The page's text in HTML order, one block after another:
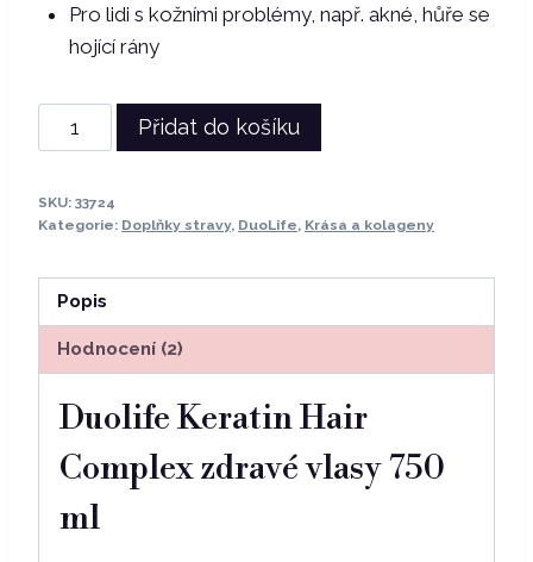
Pro lidi s kožními problémy, např. akné, hůře se
hojící rány
Duolife
|
Hair
zdravé
vlasy
750
ml
množství
Přidat do košíku
SKU: 33724
Kategorie: Doplňky stravy, DuoLife, Krása a kolageny
Popis
Hodnocení (2)
Duolife Keratin Hair
Complex zdravé vlasy 750
ml